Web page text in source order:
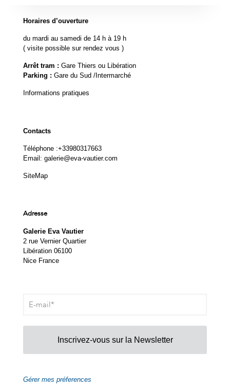
Horaires d’ouverture
du mardi au samedi de 14 h à 19 h
( visite possible sur rendez vous )
Arrêt tram : Gare Thiers ou Libération
Parking : Gare du Sud /Intermarché
Informations pratiques
Contacts
Téléphone :+33980317663
Email: galerie@eva-vautier.com
SiteMap
Adresse
Galerie Eva Vautier
2 rue Vernier Quartier
Libération 06100
Nice France
Inscrivez-vous sur la Newsletter
Gérer mes préferences